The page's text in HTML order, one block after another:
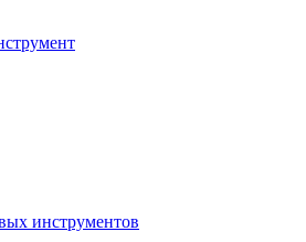
инструментов